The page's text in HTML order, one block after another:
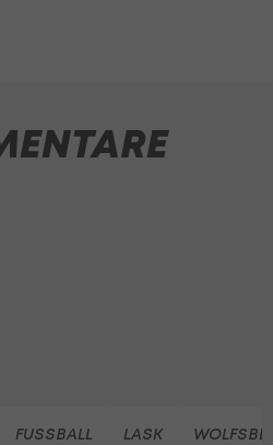
FUSSBALL LASK